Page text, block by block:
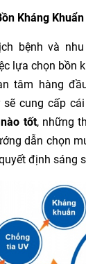
Kháng Khuẩn
bệnh và
lựa chọn bồn
tâm hàng
sẽ cung cấp
tốt, những
dẫn chọn
định sáng